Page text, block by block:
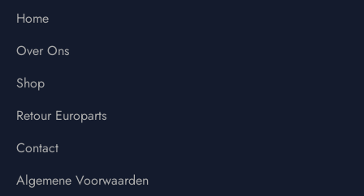
Home
Over Ons
Shop
Retour Europarts
Contact
Algemene Voorwaarden